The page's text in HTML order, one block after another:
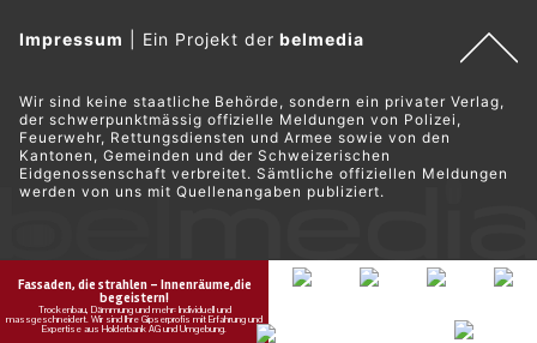
Impressum Ein Projekt derbelmedia
Wir sind keine staatliche Behörde, sondern ein privater Verlag,
der schwerpunktmässig offizielle Meldungen von Polizei,
Feuerwehr, Rettungsdiensten und Armee sowie von den
Kantonen, Gemeinden und der Schweizerischen
Eidgenossenschaft verbreitet. Sämtliche offiziellen Meldungen
werden von uns mit Quellenangaben publiziert.